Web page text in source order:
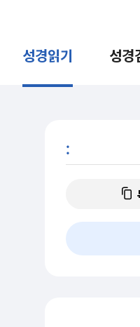
성경읽기 성경
: